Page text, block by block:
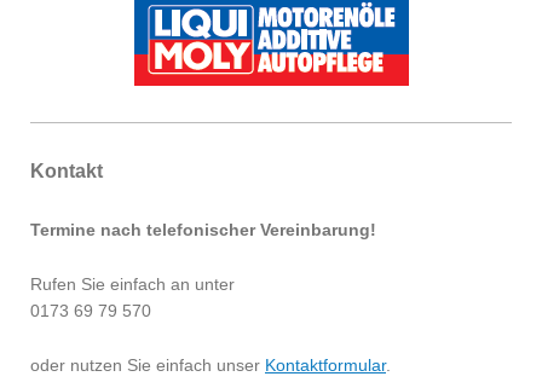
Kontakt
Termine nach telefonischer Vereinbarung!
Rufen Sie einfach an unter
0173 69 79 570
oder nutzen Sie einfach unser Kontaktformular.